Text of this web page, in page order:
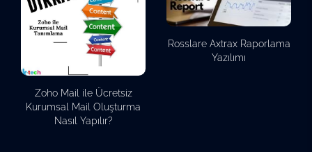
Zoho Mail ile Ücretsiz
Kurumsal Mail Oluşturma
Nasıl Yapılır?
Rosslare Axtrax Raporlama
Yazılımı